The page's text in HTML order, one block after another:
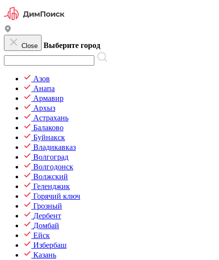
Close Выберите город
Азов
Анапа
Армавир
Архыз
Астрахань
Балаково
Буйнакск
Владикавказ
Волгоград
Волгодонск
Волжский
Геленджик
Горячий ключ
Грозный
Дербент
Домбай
Ейск
Избербаш
Казань